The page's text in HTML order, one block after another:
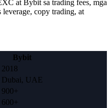
at Bybit sa trading fees, mga
copy trading, at
Bybit
2018
Dubai, UAE
900+
600+